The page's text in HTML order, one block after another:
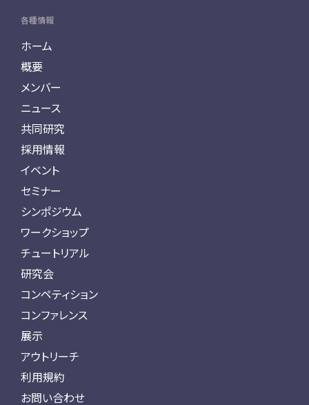
各種情報
ホーム
概要
メンバー
ニュース
共同研究
採用情報
イベント
セミナー
シンポジウム
ワークショップ
チュートリアル
研究会
コンペティション
コンファレンス
展示
アウトリーチ
利用規約
お問い合わせ